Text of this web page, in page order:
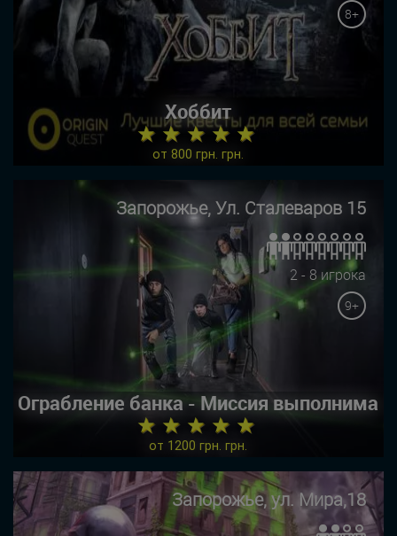
8+
Хоббит
★ ★ ★ ★ ★
от 800 грн. грн.
Запорожье, Ул. Сталеваров 15
2 - 8 игрока
9+
Ограбление банка - Миссия выполнима
★ ★ ★ ★ ★
от 1200 грн. грн.
Запорожье, ул. Мира,18